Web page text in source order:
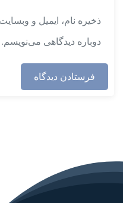
ذخیره نام، ایمیل و
دوباره دیدگاهی می‌نویسم.